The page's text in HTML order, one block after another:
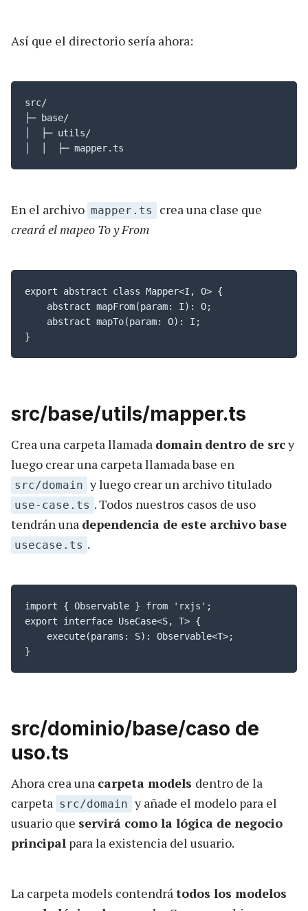
Así que el directorio sería ahora:
src/
├─ base/
│  ├─ utils/
│  │  ├─ mapper.ts
En el archivo mapper.ts
crea una clase que
creará el mapeo To y From
export abstract class Mapper<I, O> {
    abstract mapFrom(param: I): O;
    abstract mapTo(param: O): I;
}
src/base/utils/mapper.ts
Crea una carpeta llamada domain dentro de srcy
luego crear una carpeta llamada base en
src/domain y luego crear un archivo titulado
use-case.ts . Todos nuestros casos de uso
tendrán una dependencia de este archivo base
usecase.ts .
import { Observable } from 'rxjs';
export interface UseCase<S, T> {
    execute(params: S): Observable<T>;
}
src/dominio/base/caso de
uso.ts
Ahora crea una carpeta models dentro de la
carpeta src/domain y añade el modelo para el
usuario que servirá como la lógica de negocio
principal para la existencia del usuario.
La carpeta models contendrátodos los modelos